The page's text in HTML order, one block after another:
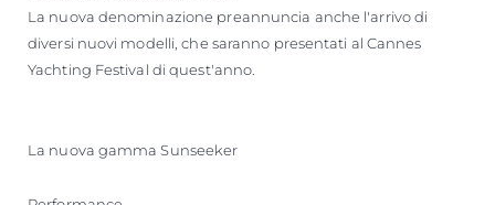
La nuova denominazione preannuncia anche l'arrivo di
diversi nuovi modelli, che saranno presentati al Cannes
Yachting Festival di quest'anno.
La nuova gamma Sunseeker